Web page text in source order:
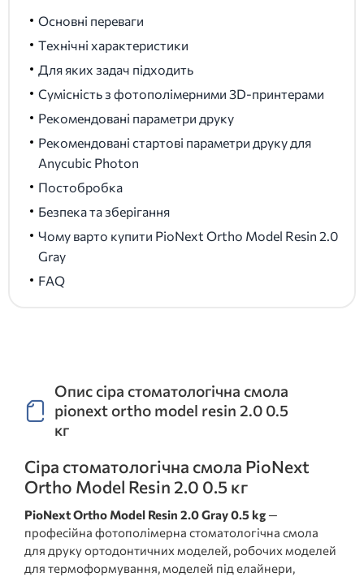
Основні переваги
Технічні характеристики
Для яких задач підходить
Сумісність з фотополімерними 3D-принтерами
Рекомендовані параметри друку
Рекомендовані стартові параметри друку для
Anycubic Photon
Постобробка
Безпека та зберігання
Чому варто купити PioNext Ortho Model Resin 2.0
Gray
FAQ
Опис сіра стоматологічна смола
pionext ortho model resin 2.0 0.5
кг
Сіра стоматологічна смола PioNext
Ortho Model Resin 2.0 0.5 кг
PioNext Ortho Model Resin 2.0 Gray 0.5 kg —
професійна фотополімерна стоматологічна смола
для друку ортодонтичних моделей, робочих моделей
для термоформування, моделей під елайнери,